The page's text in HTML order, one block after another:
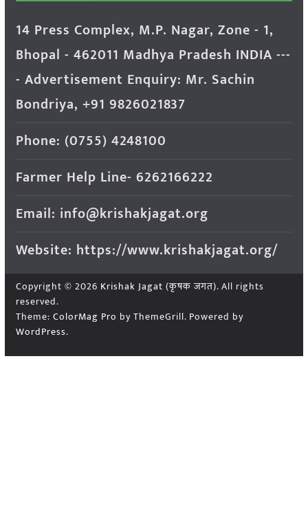
14 Press Complex, M.P. Nagar, Zone - 1,
Bhopal - 462011 Madhya Pradesh INDIA ---
- Advertisement Enquiry: Mr. Sachin
Bondriya, +91 9826021837
Phone: (0755) 4248100
Farmer Help Line- 6262166222
Email: info@krishakjagat.org
Website: https://www.krishakjagat.org/
Copyright © 2026 Krishak Jagat (कृषक जगत). All rights
reserved.
Theme: ColorMag Pro by ThemeGrill. Powered by
WordPress.